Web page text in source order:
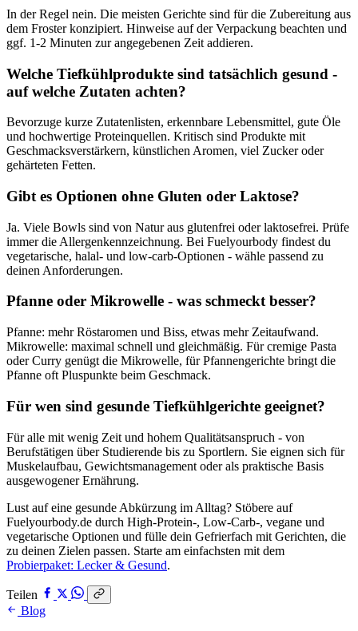
In der Regel nein. Die meisten Gerichte sind für die Zubereitung aus
dem Froster konzipiert. Hinweise auf der Verpackung beachten und
ggf. 1-2 Minuten zur angegebenen Zeit addieren.
Welche Tiefkühlprodukte sind tatsächlich gesund -
auf welche Zutaten achten?
Bevorzuge kurze Zutatenlisten, erkennbare Lebensmittel, gute Öle
und hochwertige Proteinquellen. Kritisch sind Produkte mit
Geschmacksverstärkern, künstlichen Aromen, viel Zucker oder
gehärteten Fetten.
Gibt es Optionen ohne Gluten oder Laktose?
Ja. Viele Bowls sind von Natur aus glutenfrei oder laktosefrei. Prüfe
immer die Allergenkennzeichnung. Bei Fuelyourbody findest du
vegetarische, halal- und low-carb-Optionen - wähle passend zu
deinen Anforderungen.
Pfanne oder Mikrowelle - was schmeckt besser?
Pfanne: mehr Röstaromen und Biss, etwas mehr Zeitaufwand.
Mikrowelle: maximal schnell und gleichmäßig. Für cremige Pasta
oder Curry genügt die Mikrowelle, für Pfannengerichte bringt die
Pfanne oft Pluspunkte beim Geschmack.
Für wen sind gesunde Tiefkühlgerichte geeignet?
Für alle mit wenig Zeit und hohem Qualitätsanspruch - von
Berufstätigen über Studierende bis zu Sportlern. Sie eignen sich für
Muskelaufbau, Gewichtsmanagement oder als praktische Basis
ausgewogener Ernährung.
Lust auf eine gesunde Abkürzung im Alltag? Stöbere auf
Fuelyourbody.de durch High-Protein-, Low-Carb-, vegane und
vegetarische Optionen und fülle dein Gefrierfach mit Gerichten, die
zu deinen Zielen passen. Starte am einfachsten mit dem
Probierpaket: Lecker & Gesund.
Teilen
Blog